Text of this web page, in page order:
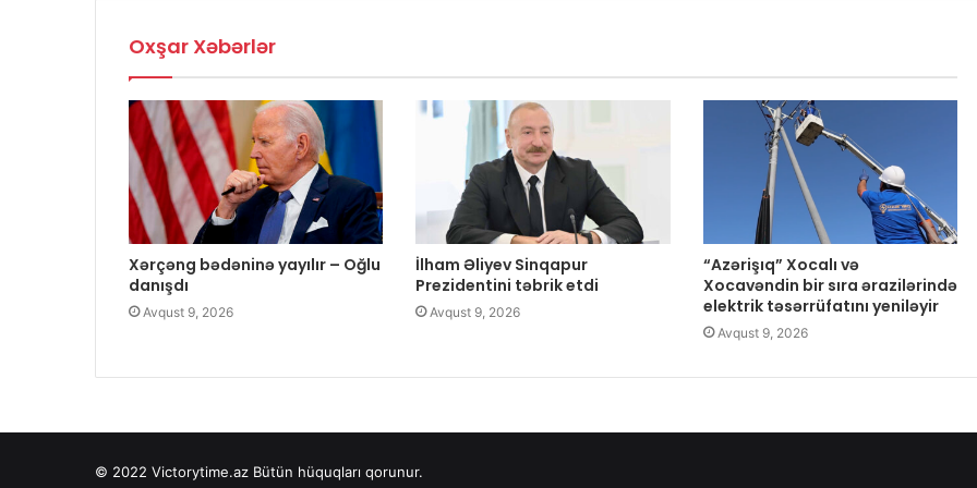
Oxşar Xəbərlər
Xərçəng bədəninə yayılır – Oğlu
danışdı
Avqust 9, 2026
İlham Əliyev Sinqapur
Prezidentini təbrik etdi
Avqust 9, 2026
“Azərişıq” Xocalı və
Xocavəndin bir sıra ərazilərində
elektrik təsərrüfatını yeniləyir
Avqust 9, 2026
© 2022 Victorytime.az Bütün hüquqları qorunur.